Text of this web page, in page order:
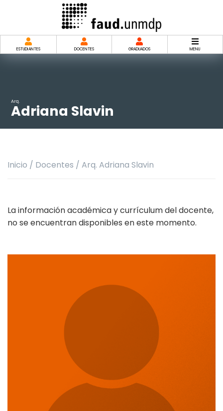
ESTUDIANTES DOCENTES GRADUADOS MENU
Arq.
Adriana Slavin
Inicio / Docentes / Arq. Adriana Slavin
La información académica y currículum del docente,
no se encuentran disponibles en este momento.